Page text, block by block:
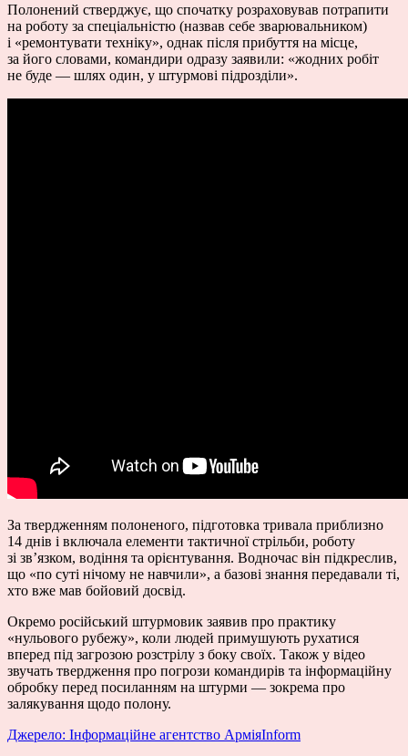
Полонений стверджує, що спочатку розраховував потрапити
на роботу за спеціальністю (назвав себе зварювальником)
і «ремонтувати техніку», однак після прибуття на місце,
за його словами, командири одразу заявили: «жодних робіт
не буде — шлях один, у штурмові підрозділи».
За твердженням полоненого, підготовка тривала приблизно
14 днів і включала елементи тактичної стрільби, роботу
зі зв’язком, водіння та орієнтування. Водночас він підкреслив,
що «по суті нічому не навчили», а базові знання передавали ті,
хто вже мав бойовий досвід.
Окремо російський штурмовик заявив про практику
«нульового рубежу», коли людей примушують рухатися
вперед під загрозою розстрілу з боку своїх. Також у відео
звучать твердження про погрози командирів та інформаційну
обробку перед посиланням на штурми — зокрема про
залякування щодо полону.
Джерело: Інформаційне агентство АрміяInform